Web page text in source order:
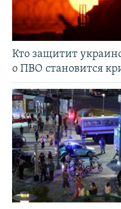
Кто защитит
о ПВО становится